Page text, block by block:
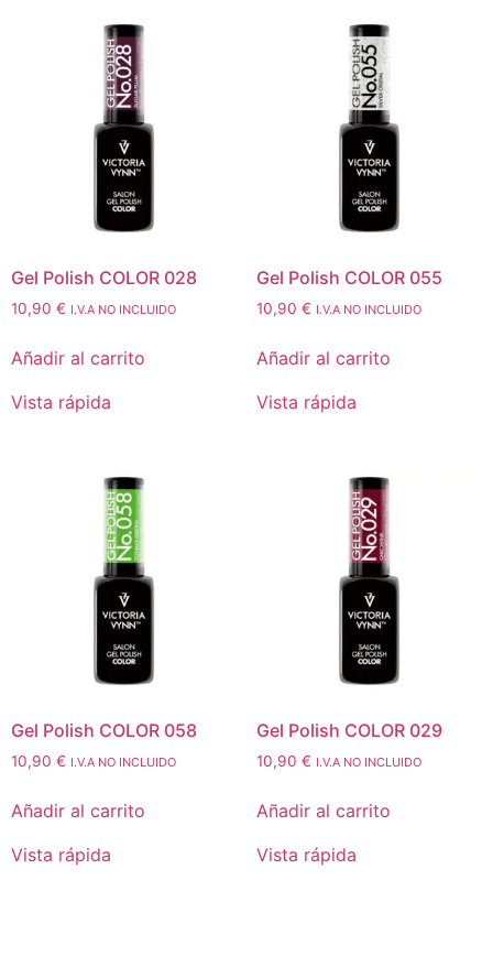
Gel Polish COLOR 028
10,90 € I.V.A NO INCLUIDO
Añadir al carrito
Vista rápida
Gel Polish COLOR 055
10,90 € I.V.A NO INCLUIDO
Añadir al carrito
Vista rápida
Gel Polish COLOR 058
10,90 € I.V.A NO INCLUIDO
Añadir al carrito
Vista rápida
Gel Polish COLOR 029
10,90 € I.V.A NO INCLUIDO
Añadir al carrito
Vista rápida